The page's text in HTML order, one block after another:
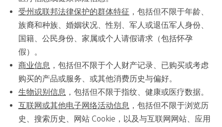
受州或联邦法律保护的群体特征 ，包括但不限于年龄、
族裔和种族、婚姻状况、性别、军人或退伍军人身份、
国籍、公民身份、家属或个人请假请求（包括怀孕
假）。
商业信息 ，包括但不限于个人财产记录、已购买或考虑
购买的产品或服务、或其他消费历史与偏好。
生物识别信息 ，包括但不限于指纹、健康或医疗数据。
互联网或其他电子网络活动信息 ，包括但不限于浏览历
史、搜索历史、网站 Cookie，以及与互联网网站、应用